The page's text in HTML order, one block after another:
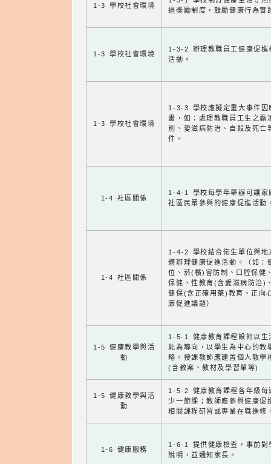
1-3 學校社會環境
過獎勵制度，鼓勵健康行為實
1-3 學校社會環境
1-3-2 辦理教職員工健康促進
活動。
1-3 學校社會環境
1-3-3 學校應擬定重大事件因
畫，如：處理教職員工生之霸
別、愛滋病防治、自殺及死亡
件。
1-4 社區關係
1-4-1 學校每學年舉辦可讓家
社區民眾參與的健康促進活動
1-4 社區關係
1-4-2 學校結合衛生單位與地
體辦理健康促進活動。（如：
位、菸(檳)害防制、口腔保健
保健、性教育(含愛滋病防治)
健保(含正確用藥)教育、正向
康促進議題）
1-5 健康教學與活
動
1-5-1 健康教育課程設計以生
能為導向，以學生為中心的教
略。授課教師應建置個人教學
(含教案、教材及學習單等)
1-5 健康教學與活
動
1-5-2 健康教育課程各年級每
少一節課；教師應參與健康促
相關課程研習或專業在職進修
1-6 健康服務
1-6-1 提供健康檢查，事前對
說明，並通知家長。